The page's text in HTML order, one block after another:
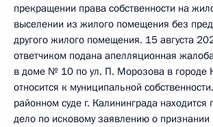
прекращении права собственности на
выселении из жилого помещения без
другого жилого помещения. 15 августа
ответчиком подана апелляционная
в доме № 10 по ул. П. Морозова в городе
относится к муниципальной
районном суде г. Калининграда находится
дело по исковому заявлению о признании